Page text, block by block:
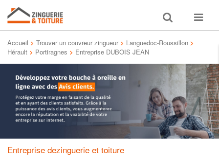
Toggle
search
Toggle
Accueil > Trouver un couvreur zingueur > Languedoc-Roussillon >
Hérault > Portiragnes > Entreprise DUBOIS JEAN
Entreprise dezinguerie et toiture